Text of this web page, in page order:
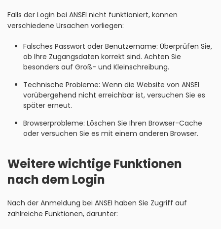
Falls der Login bei ANSEI nicht funktioniert, können
verschiedene Ursachen vorliegen:
Falsches Passwort oder Benutzername: Überprüfen Sie,
ob Ihre Zugangsdaten korrekt sind. Achten Sie
besonders auf Groß- und Kleinschreibung.
Technische Probleme: Wenn die Website von ANSEI
vorübergehend nicht erreichbar ist, versuchen Sie es
später erneut.
Browserprobleme: Löschen Sie Ihren Browser-Cache
oder versuchen Sie es mit einem anderen Browser.
Weitere wichtige Funktionen
nach dem Login
Nach der Anmeldung bei ANSEI haben Sie Zugriff auf
zahlreiche Funktionen, darunter: